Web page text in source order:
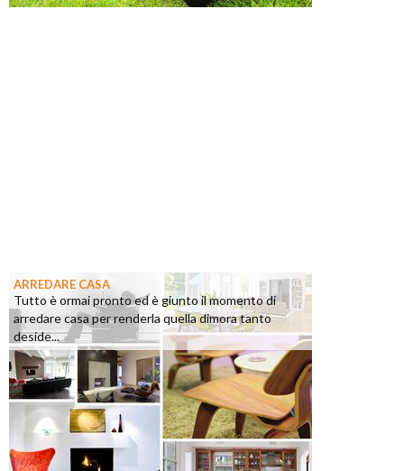
ARREDARE CASA
Tutto è ormai pronto ed è giunto il momento di
arredare casa per renderla quella dimora tanto
deside...